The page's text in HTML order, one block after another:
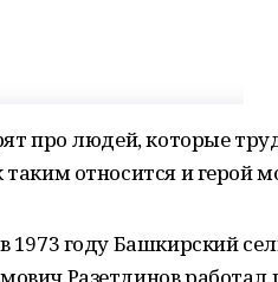
про людей, которые
относится и герой
1973 году Башкирский